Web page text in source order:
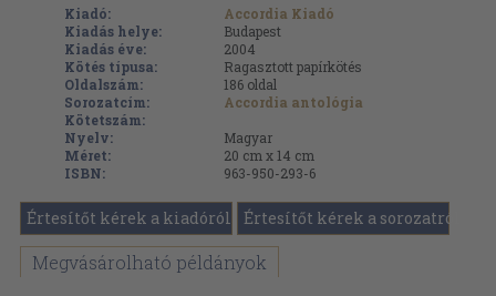
Kiadó:
Accordia Kiadó
Kiadás helye:
Budapest
Kiadás éve:
2004
Kötés típusa:
Ragasztott papírkötés
Oldalszám:
186 oldal
Sorozatcím:
Accordia antológia
Kötetszám:
Nyelv:
Magyar
Méret:
20 cm x 14 cm
ISBN:
963-950-293-6
Értesítőt kérek a kiadóról Értesítőt kérek a sorozatról
Megvásárolható példányok